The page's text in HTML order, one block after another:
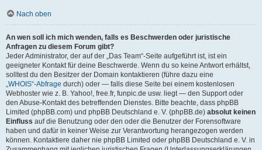
Nach oben
An wen soll ich mich wenden, falls es Beschwerden oder juristische
Anfragen zu diesem Forum gibt?
Jeder Administrator, der auf der „Das Team“-Seite aufgeführt ist, ist ein
geeigneter Kontakt für deine Beschwerde. Wenn du so keine Antwort erhältst,
solltest du den Besitzer der Domain kontaktieren (führe dazu eine
„WHOIS“-Abfrage durch) oder — falls diese Seite bei einem kostenlosen
Webhoster wie z. B. Yahoo!, free.fr, funpic.de usw. liegt — den Support oder
den Abuse-Kontakt des betreffenden Dienstes. Bitte beachte, dass phpBB
Limited (phpBB.com) und phpBB Deutschland e. V. (phpBB.de) absolut keinen
Einfluss auf die Benutzung oder den oder die Benutzer der Forensoftware
haben und dafür in keiner Weise zur Verantwortung herangezogen werden
können. Kontaktiere daher nie phpBB Limited oder phpBB Deutschland e. V. in